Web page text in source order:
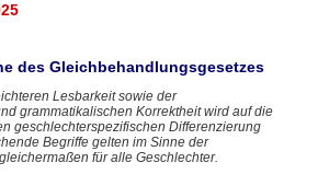
des Gleichbehandlungsgesetzes
Lesbarkeit sowie der
grammatikalischen Korrektheit wird auf die
geschlechterspezifischen Differenzierung
Begriffe gelten im Sinne der
für alle Geschlechter.